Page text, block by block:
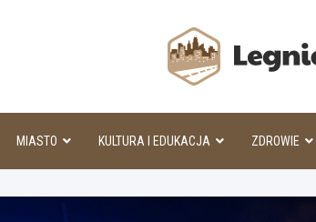
MIASTO KULTURA I EDUKACJA ZDROWIE